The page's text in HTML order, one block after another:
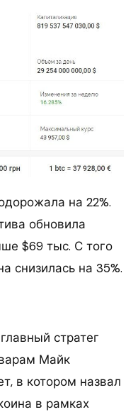
на 22%.
обновила
$69 тыс. С того
снизилась на 35%.
стратег
Майк
в котором назвал
в рамках